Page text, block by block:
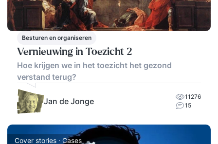
Besturen en organiseren
Vernieuwing in Toezicht 2
Hoe krijgen we in het toezicht het gezond
verstand terug?
Jan de Jonge
11276
15
Cover stories · Cases